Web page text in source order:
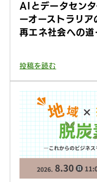
AIとデータセン
ーオーストラリア
再エネ社会への道
投稿を読む